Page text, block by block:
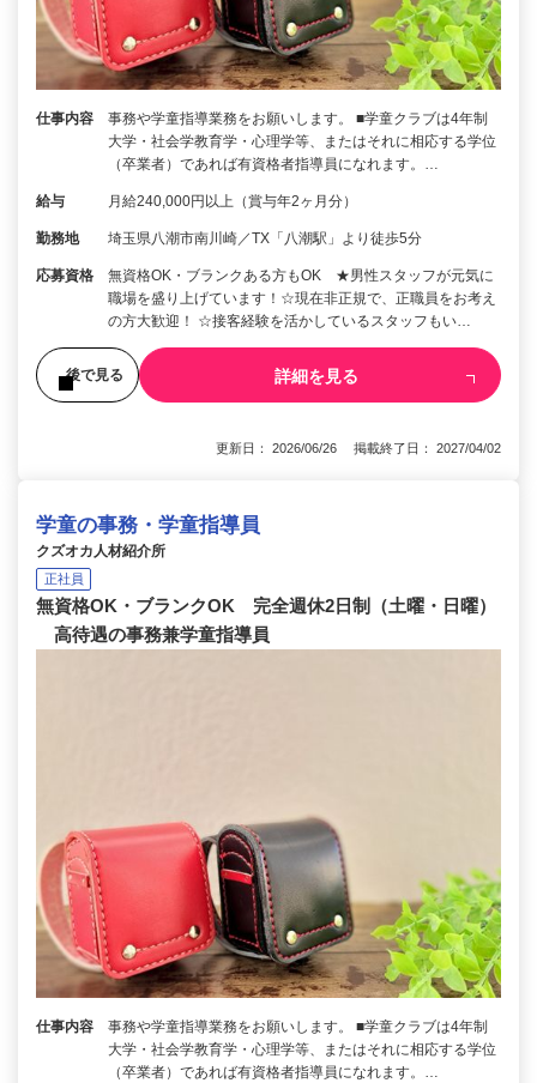
仕事内容
事務や学童指導業務をお願いします。 ■学童クラブは4年制
大学・社会学教育学・心理学等、またはそれに相応する学位
（卒業者）であれば有資格者指導員になれます。…
給与 月給240,000円以上（賞与年2ヶ月分）
勤務地 埼玉県八潮市南川崎／TX「八潮駅」より徒歩5分
応募資格
無資格OK・ブランクある方もOK ★男性スタッフが元気に
職場を盛り上げています！☆現在非正規で、正職員をお考え
の方大歓迎！ ☆接客経験を活かしているスタッフもい…
後で見る 詳細を見る
更新日： 2026/06/26 掲載終了日： 2027/04/02
学童の事務・学童指導員
クズオカ人材紹介所
正社員
無資格OK・ブランクOK 完全週休2日制（土曜・日曜）
高待遇の事務兼学童指導員
仕事内容
事務や学童指導業務をお願いします。 ■学童クラブは4年制
大学・社会学教育学・心理学等、またはそれに相応する学位
（卒業者）であれば有資格者指導員になれます。…